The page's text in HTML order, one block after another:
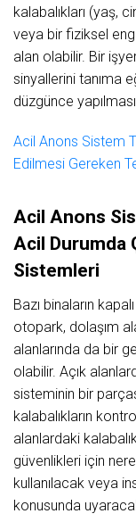
kalabalıkları (yaş,
veya bir fiziksel
alan olabilir. Bir
sinyallerini tanıma
düzgünce
Acil Anons Sistem
Edilmesi Gereken
Acil Anons
Acil Durumda
Sistemleri
Bazı binaların
otopark, dolaşım
alanlarında da bir
olabilir. Açık
sisteminin bir
kalabalıkların
alanlardaki
güvenlikleri için
kullanılacak veya
konusunda